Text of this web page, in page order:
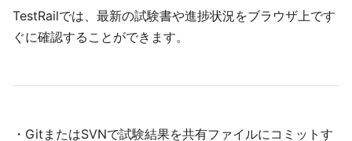
TestRailでは、最新の試験書や進捗状況をブラウザ上です
ぐに確認することができます。
・GitまたはSVNで試験結果を共有ファイルにコミットす